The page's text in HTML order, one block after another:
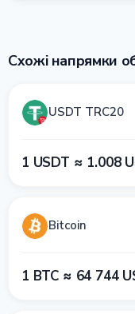
Схожі напрямки
USDT TRC20
1 USDT ≈ 1.008
Bitcoin
1 BTC ≈ 64 744